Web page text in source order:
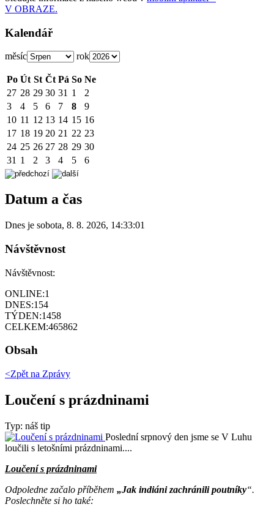
V OBRAZE.
Kalendář
měsíc rok
Po Út St Čt Pá So Ne
27 28 29 30 31 1
2
3
4 5 6 7 8
9
10 11 12 13 14 15 16
17 18 19 20 21 22 23
24 25 26 27 28 29 30
31 1 2 3 4 5 6
Datum a čas
Dnes je sobota, 8. 8. 2026, 14:33:01
Návštěvnost
Návštěvnost:
ONLINE:1
DNES:154
TÝDEN:1458
CELKEM:465862
Obsah
<Zpět na Zprávy
Loučení s prázdninami
Typ: náš tip
Poslední srpnový den jsme se V Luhu
loučili s letošními prázdninami....
Loučení s prázdninami
Odpoledne začalo příběhem „Jak indiáni zachránili poutníky“.
Poslechněte si ho také: